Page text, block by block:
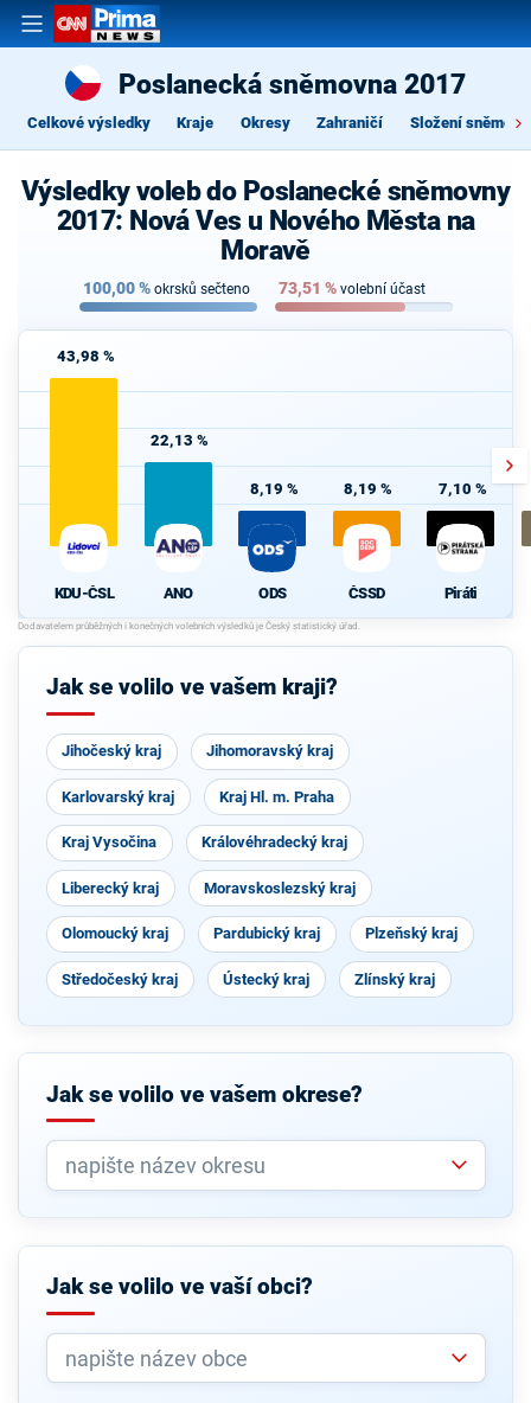
Poslanecká sněmovna 2017
Celkové výsledky Kraje Okresy Zahraničí Složení
Výsledky voleb do Poslanecké sněmovny
2017: Nová Ves u Nového Města na
Moravě
100,00% okrsků sečteno 73,51 % volební účast
43,98 %
KDU-ČSL
22,13 %
ANO
8,19 %
ODS
8,19 %
ČSSD
7,10 %
Piráti
Jak se volilo ve vašem kraji?
Jihočeský kraj Jihomoravský kraj
Karlovarský kraj Kraj Hl. m. Praha
Kraj Vysočina Královéhradecký kraj
Liberecký kraj Moravskoslezský kraj
Olomoucký kraj Pardubický kraj Plzeňský kraj
Středočeský kraj Ústecký kraj Zlínský kraj
Jak se volilo ve vašem okrese?
Jak se volilo ve vaší obci?